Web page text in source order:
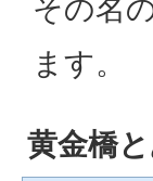
その名
ます。
黄金橋